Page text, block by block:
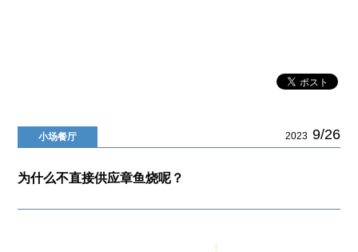
小场餐厅 2023 9/26
为什么不直接供应章鱼烧呢？